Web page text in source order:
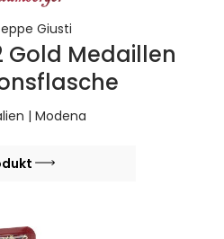
Giusti
Gold Medaillen
| Modena